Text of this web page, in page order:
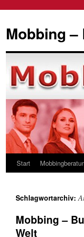
springen
Mobbing
Start
Schlagwortarchiv:
Mobbing –
Welt